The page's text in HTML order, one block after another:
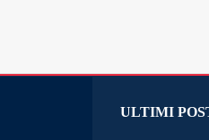
ULTIMI